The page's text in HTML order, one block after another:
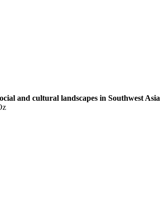
and cultural landscapes in Southwest Asia